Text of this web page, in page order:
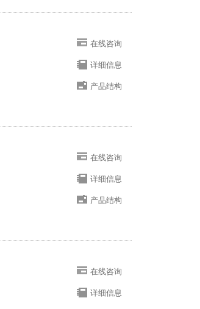
在线咨询
详细信息
产品结构
在线咨询
详细信息
产品结构
在线咨询
详细信息